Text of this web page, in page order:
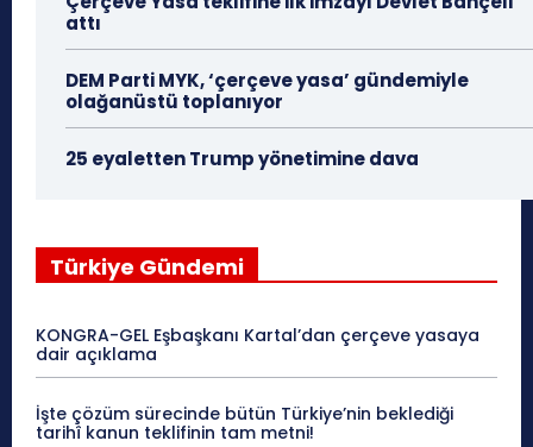
attı
DEM Parti MYK, ‘çerçeve yasa’ gündemiyle
olağanüstü toplanıyor
25 eyaletten Trump yönetimine dava
Türkiye Gündemi
KONGRA-GEL Eşbaşkanı Kartal’dan çerçeve yasaya
dair açıklama
İşte çözüm sürecinde bütün Türkiye’nin beklediği
tarihî kanun teklifinin tam metni!